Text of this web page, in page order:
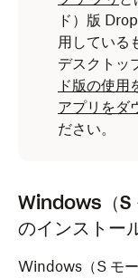
ド）版
用している
デスクトッ
ド版の使用
アプリをダ
ださい。
Windows（S
のインストー
Windows（S モ